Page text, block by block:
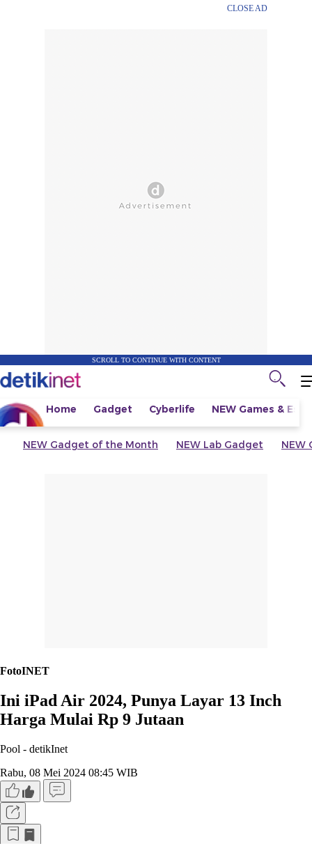
CLOSE AD
SCROLL TO CONTINUE WITH CONTENT
Home Gadget Cyberlife NEW Games &
NEW Gadget of the Month NEW Lab Gadget NEW
FotoINET
Ini iPad Air 2024, Punya Layar 13 Inch
Harga Mulai Rp 9 Jutaan
Pool - detikInet
Rabu, 08 Mei 2024 08:45 WIB